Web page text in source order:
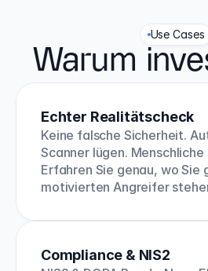
Use Cases
Warum
Echter Realitätscheck
Keine falsche Sicherheit.
Scanner lügen.
Erfahren Sie genau, wo Sie
motivierten Angreifer
Compliance & NIS2